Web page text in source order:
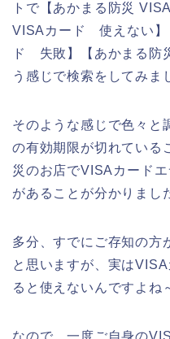
トで【あかまる防災
VISAカード 使えない】
ド 失敗】【あかまる防
う感じで検索をしてみま
そのような感じで色々と
の有効期限が切れている
災のお店でVISAカード
があることが分かりまし
多分、すでにご存知の方
と思いますが、実は
ると使えないんですよね